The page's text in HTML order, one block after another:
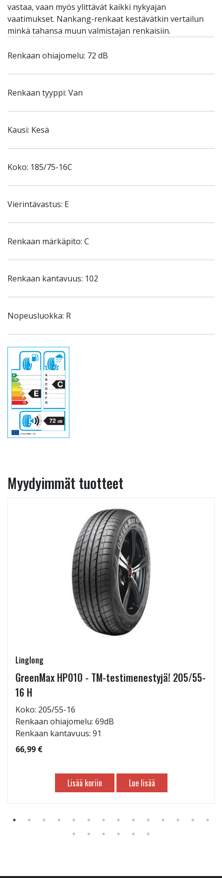
vastaa, vaan myös ylittävät kaikki nykyajan
vaatimukset. Nankang-renkaat kestävätkin vertailun
minkä tahansa muun valmistajan renkaisiin.
Renkaan ohiajomelu: 72 dB
Renkaan tyyppi: Van
Kausi: Kesä
Koko: 185/75-16C
Vierintävastus: E
Renkaan märkäpito: C
Renkaan kantavuus: 102
Nopeusluokka: R
Myydyimmät tuotteet
Linglong
GreenMax HP010 - TM-testimenestyjä! 205/55-
16 H
Koko: 205/55-16
Renkaan ohiajomelu: 69dB
Renkaan kantavuus: 91
66,99 €
Lisää koriin Lue lisää